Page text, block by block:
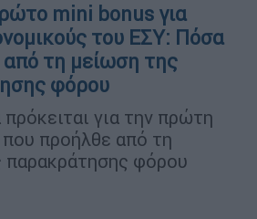
mini bonus για
του ΕΣΥ: Πόσα
από τη μείωση της
φόρου
πρόκειται για την πρώτη
προήλθε από τη
παρακράτησης φόρου